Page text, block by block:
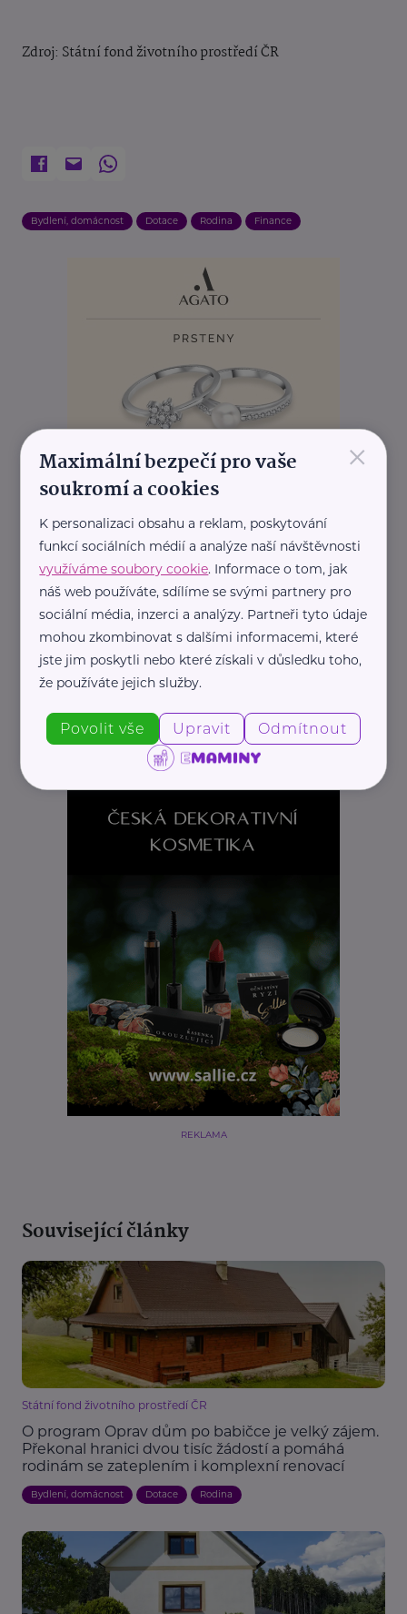
Zdroj: Státní fond životního prostředí ČR
Bydlení, domácnost Dotace Rodina Finance
REKLAMA
REKLAMA
Související články
Státní fond životního prostředí ČR
O program Oprav dům po babičce je velký zájem.
Překonal hranici dvou tisíc žádostí a pomáhá
rodinám se zateplením i komplexní renovací
Bydlení, domácnost Dotace Rodina
×
Maximální bezpečí pro vaše
soukromí a cookies
K personalizaci obsahu a reklam, poskytování
funkcí sociálních médií a analýze naší návštěvnosti
využíváme soubory cookie. Informace o tom, jak
náš web používáte, sdílíme se svými partnery pro
sociální média, inzerci a analýzy. Partneři tyto údaje
mohou zkombinovat s dalšími informacemi, které
jste jim poskytli nebo které získali v důsledku toho,
že používáte jejich služby.
Povolit vše Upravit Odmítnout